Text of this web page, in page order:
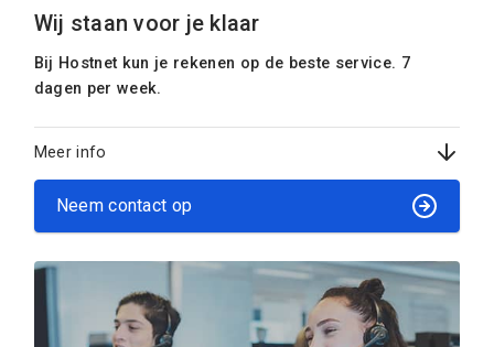
Wij staan voor je klaar
Bij Hostnet kun je rekenen op de beste service. 7
dagen per week.
Meer info
Neem contact op